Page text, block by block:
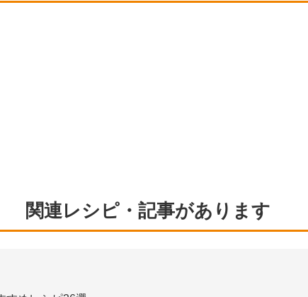
関連レシピ・記事があります